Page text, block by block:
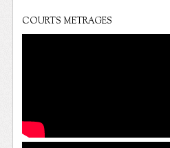
COURTS METRAGES